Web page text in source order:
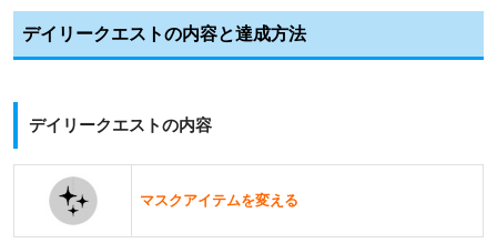
デイリークエストの内容と達成方法
デイリークエストの内容
マスクアイテムを変える